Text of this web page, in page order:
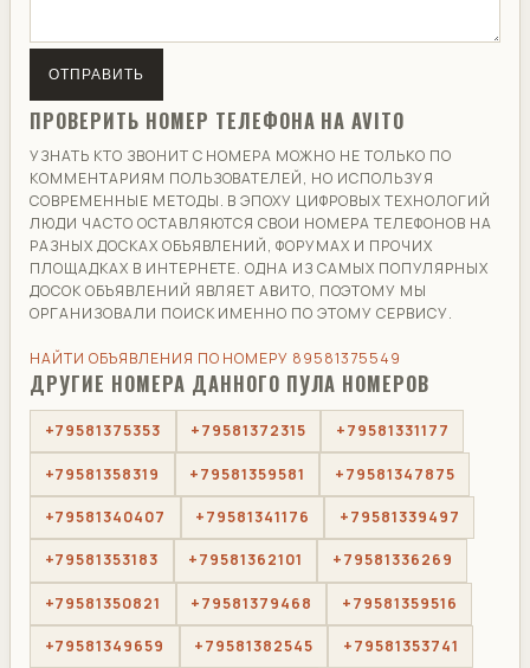
ОТПРАВИТЬ
ПРОВЕРИТЬ НОМЕР ТЕЛЕФОНА НА AVITO
УЗНАТЬ КТО ЗВОНИТ С НОМЕРА МОЖНО НЕ ТОЛЬКО ПО
КОММЕНТАРИЯМ ПОЛЬЗОВАТЕЛЕЙ, НО ИСПОЛЬЗУЯ
СОВРЕМЕННЫЕ МЕТОДЫ. В ЭПОХУ ЦИФРОВЫХ ТЕХНОЛОГИЙ
ЛЮДИ ЧАСТО ОСТАВЛЯЮТСЯ СВОИ НОМЕРА ТЕЛЕФОНОВ НА
РАЗНЫХ ДОСКАХ ОБЪЯВЛЕНИЙ, ФОРУМАХ И ПРОЧИХ
ПЛОЩАДКАХ В ИНТЕРНЕТЕ. ОДНА ИЗ САМЫХ ПОПУЛЯРНЫХ
ДОСОК ОБЪЯВЛЕНИЙ ЯВЛЯЕТ АВИТО, ПОЭТОМУ МЫ
ОРГАНИЗОВАЛИ ПОИСК ИМЕННО ПО ЭТОМУ СЕРВИСУ.
НАЙТИ ОБЪЯВЛЕНИЯ ПО НОМЕРУ 89581375549
ДРУГИЕ НОМЕРА ДАННОГО ПУЛА НОМЕРОВ
+79581375353 +79581372315 +79581331177
+79581358319 +79581359581 +79581347875
+79581340407 +79581341176 +79581339497
+79581353183 +79581362101 +79581336269
+79581350821 +79581379468 +79581359516
+79581349659 +79581382545 +79581353741